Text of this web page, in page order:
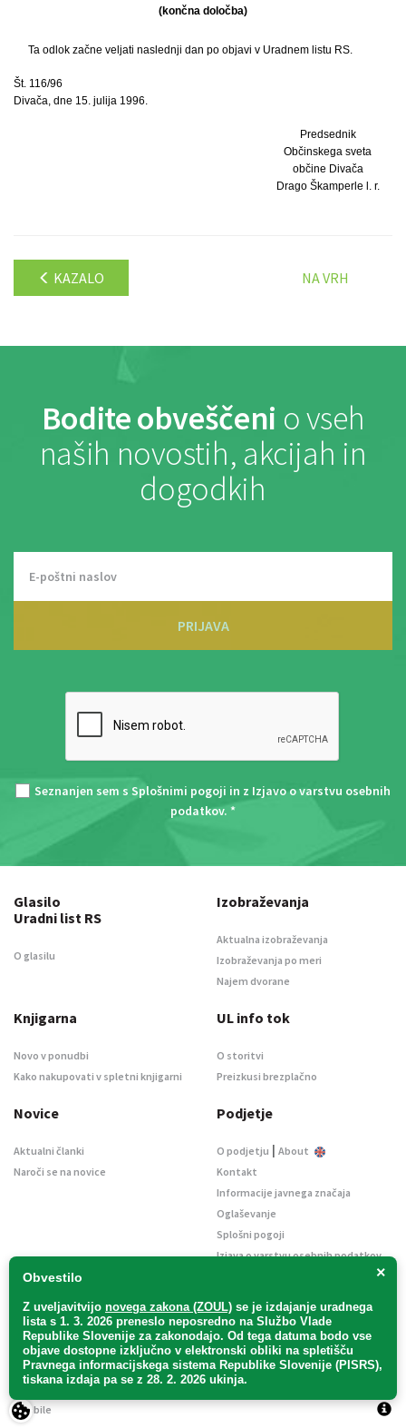
(končna določba)
Ta odlok začne veljati naslednji dan po objavi v Uradnem listu RS.
Št. 116/96
Divača, dne 15. julija 1996.
Predsednik
Občinskega sveta
občine Divača
Drago Škamperle l. r.
KAZALO NA VRH
Bodite obveščeni o vseh
naših novostih, akcijah in
dogodkih
PRIJAVA
Seznanjen sem s Splošnimi pogoji in z Izjavo o varstvu osebnih
podatkov. *
×
Obvestilo
Z uveljavitvijo novega zakona (ZOUL) se je izdajanje uradnega
lista s 1. 3. 2026 preneslo neposredno na Službo Vlade
Republike Slovenije za zakonodajo. Od tega datuma bodo vse
objave dostopne izključno v elektronski obliki na spletišču
Pravnega informacijskega sistema Republike Slovenije (PISRS),
tiskana izdaja pa se z 28. 2. 2026 ukinja.
Glasilo
Uradni list RS
O glasilu
Izobraževanja
Aktualna izobraževanja
Izobraževanja po meri
Najem dvorane
Knjigarna
Novo v ponudbi
Kako nakupovati v spletni knjigarni
UL info tok
O storitvi
Preizkusi brezplačno
Novice
Aktualni članki
Naroči se na novice
Podjetje
O podjetju | About
Kontakt
Informacije javnega značaja
Oglaševanje
Splošni pogoji
Izjava o varstvu osebnih podatkov
Uradni list d. o. o. – v likvidaciji / Vse pravice pridržane.
2Mobile